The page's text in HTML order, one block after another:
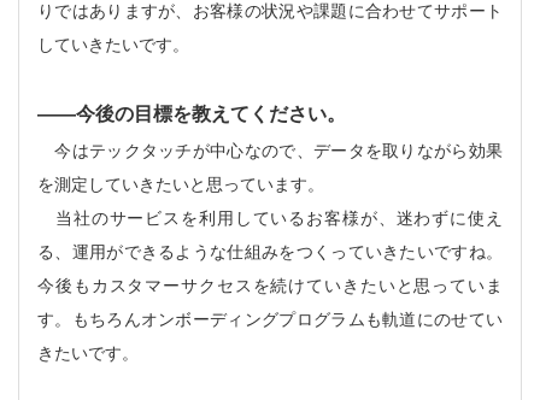
りではありますが、お客様の状況や課題に合わせてサポート
していきたいです。
――今後の目標を教えてください。
今はテックタッチが中心なので、データを取りながら効果
を測定していきたいと思っています。
当社のサービスを利用しているお客様が、迷わずに使え
る、運用ができるような仕組みをつくっていきたいですね。
今後もカスタマーサクセスを続けていきたいと思っていま
す。もちろんオンボーディングプログラムも軌道にのせてい
きたいです。